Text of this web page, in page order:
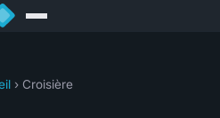
› Croisière